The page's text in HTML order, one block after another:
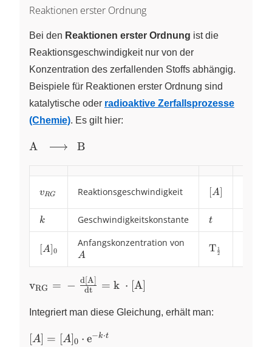
Reaktionen erster Ordnung
Bei den Reaktionen erster Ordnung ist die
Reaktionsgeschwindigkeit nur von der
Konzentration des zerfallenden Stoffs abhängig.
Beispiele für Reaktionen erster Ordnung sind
katalytische oder radioaktive Zerfallsprozesse
(Chemie). Es gilt hier:
\ce{A
\ce{-
>}
~B}
A B
v_{RG}
vRG Reaktionsgeschwindigkeit [A]
[A]
k
k Geschwindigkeitskonstante t
t
{[A]}
[A]0
Anfangskonzentration von
A
TX2
1
\ce{v_{RG}
\frac{d[A]}
\cdot [A]}
vX
RG = − dt
d[ A = k ⋅ [A]
Integriert man diese Gleichung, erhält man:
[A] =
[A] = [A]0 ⋅ e−k⋅t